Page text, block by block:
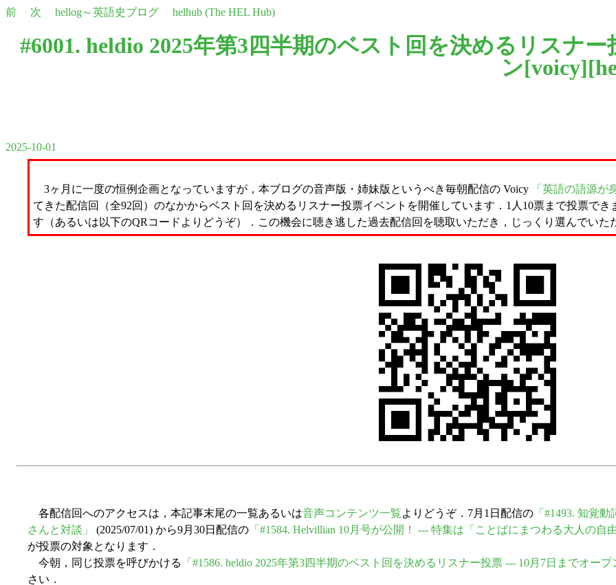
前 次 hellog～英語史ブログ helhub (The HEL Hub)
#6001. heldio 2025年第3四半期のベスト回を決めるリスナ
ン[voicy][
2025-10-01
3ヶ月に一度の恒例企画となっていますが，本ブログの音声版・姉妹版というべき毎朝配信の Voicy 「英語の語源が
てきた配信回（全92回）のなかからベスト回を決めるリスナー投票イベントを開催しています．1人10票まで投票でき
す（あるいは以下のQRコードよりどうぞ）．この機会に聴き逃した過去配信回を聴取いただき，じっくり選んでいた
各配信回へのアクセスは，本記事末尾の一覧あるいは音声コンテンツ一覧よりどうぞ．7月1日配信の 「#1493. 知覚
さんと対談」
(2025/07/01) から9月30日配信の 「#1584. Helvillian 10月号が公開！ --- 特集は「ことばにまつわる大人の自
が投票の対象となります．
今朝，同じ投票を呼びかける
「#1586. heldio 2025年第3四半期のベスト回を決めるリスナー投票 --- 10月7日までオープ
さい．